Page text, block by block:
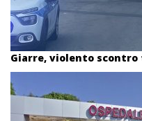
Giarre, violento